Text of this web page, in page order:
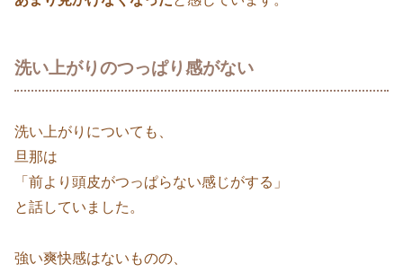
洗い上がりのつっぱり感がない
洗い上がりについても、
旦那は
「前より頭皮がつっぱらない感じがする」
と話していました。
強い爽快感はないものの、